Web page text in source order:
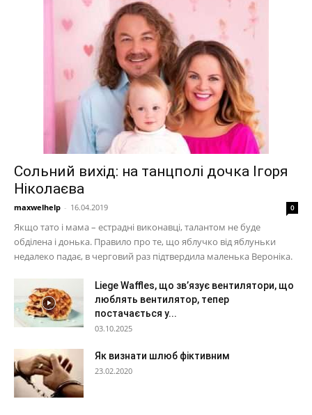
Сольний вихід: на танцполі дочка Ігоря
Ніколаєва
maxwelhelp - 16.04.2019 0
Якщо тато і мама – естрадні виконавці, талантом не буде
обділена і донька. Правило про те, що яблучко від яблуньки
недалеко падає, в черговий раз підтвердила маленька Вероніка.
Liege Waffles, що зв’язує вентилятори, що
люблять вентилятор, тепер
постачається у...
03.10.2025
Як визнати шлюб фіктивним
23.02.2020